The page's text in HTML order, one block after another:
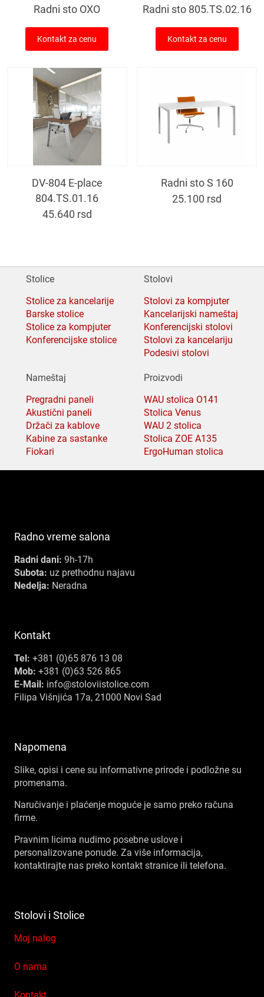
Radni sto OXO
Kontakt za cenu
Radni sto 805.TS.02.16
Kontakt za cenu
DV-804 E-place
804.TS.01.16
45.640 rsd
Radni sto S 160
25.100 rsd
Stolice
Stolice za kancelarije
Barske stolice
Stolice za kompjuter
Konferencijske stolice
Stolovi
Stolovi za kompjuter
Kancelarijski nameštaj
Konferencijski stolovi
Stolovi za kancelariju
Podesivi stolovi
Nameštaj
Pregradni paneli
Akustični paneli
Držači za kablove
Kabine za sastanke
Fiokari
Proizvodi
WAU stolica O141
Stolica Venus
WAU 2 stolica
Stolica ZOE A135
ErgoHuman stolica
Radno vreme salona
Radni dani: 9h-17h
Subota: uz prethodnu najavu
Nedelja: Neradna
Kontakt
Tel: +381 (0)65 876 13 08
Mob: +381 (0)63 526 865
E-Mail: info@stoloviistolice.com
Filipa Višnjića 17a, 21000 Novi Sad
Napomena
Slike, opisi i cene su informativne prirode i podložne su
promenama.
Naručivanje i plaćenje moguće je samo preko računa
firme.
Pravnim licima nudimo posebne uslove i
personalizovane ponude. Za više informacija,
kontaktirajte nas preko kontakt stranice ili telefona.
Stolovi i Stolice
Moj nalog
O nama